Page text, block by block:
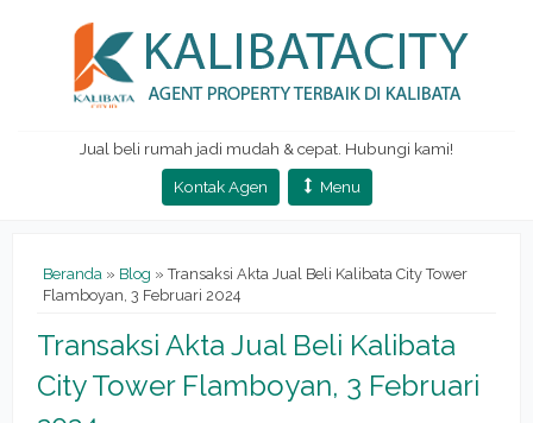
Jual beli rumah jadi mudah & cepat. Hubungi kami!
Kontak Agen
Menu
Beranda » Blog » Transaksi Akta Jual Beli Kalibata City Tower
Flamboyan, 3 Februari 2024
Transaksi Akta Jual Beli Kalibata
City Tower Flamboyan, 3 Februari